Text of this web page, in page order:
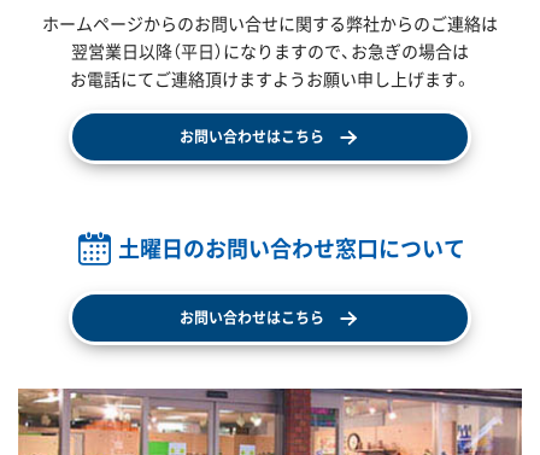
ホームページからのお問い合せに関する弊社からのご連絡は
翌営業日以降（平日）になりますので、 お急ぎの場合は
お電話にてご連絡頂けますようお願い申し上げます。
お問い合わせはこちら
土曜日のお問い合わせ窓口について
お問い合わせはこちら